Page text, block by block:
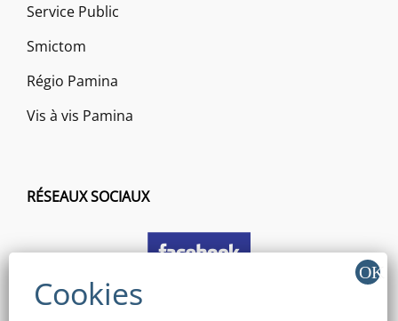
Service Public
Smictom
Régio Pamina
Vis à vis Pamina
RÉSEAUX SOCIAUX